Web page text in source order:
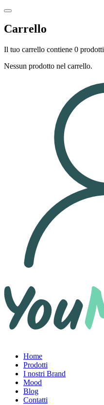
Carrello
Il tuo carrello contiene 0 prodotti
Nessun prodotto nel carrello.
Home
Prodotti
I nostri Brand
Mood
Blog
Contatti